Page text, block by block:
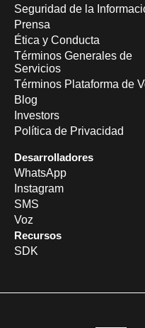
Seguridad de la
Prensa
Ética y Conducta
Términos Generales de
Servicios
Términos Plataforma de
Blog
Investors
Política de Privacidad
Desarrolladores
WhatsApp
Instagram
SMS
Voz
Recursos
SDK